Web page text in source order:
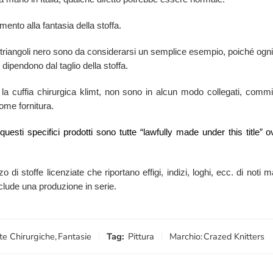
alla fantasia della stoffa.
nero sono da considerarsi un semplice esempio, poiché
dal taglio della stoffa.
cuffia chirurgica klimt, non sono in alcun modo collegati,
fornitura.
specifici prodotti sono tutte “lawfully made under this title”
di stoffe licenziate che riportano effigi, indizi, loghi, ecc. di noti
una produzione in serie.
Chirurgiche,Fantasie Tag: Pittura Marchio:Crazed Knitters